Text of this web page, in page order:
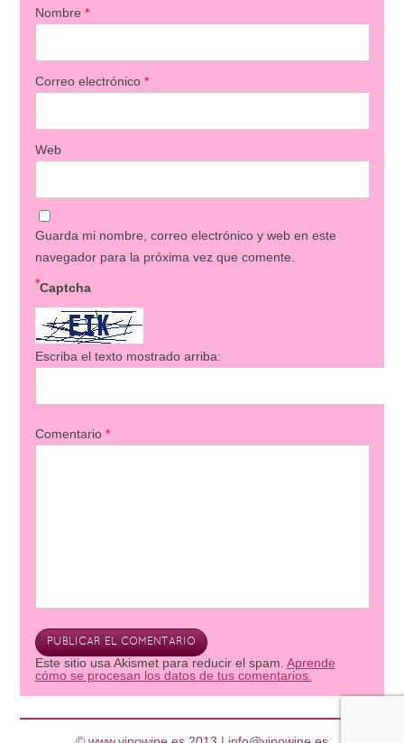
Nombre *
Correo electrónico *
Web
Guarda mi nombre, correo electrónico y web en este
navegador para la próxima vez que comente.
Captcha
*
Escriba el texto mostrado arriba:
Comentario *
Este sitio usa Akismet para reducir el spam. Aprende
cómo se procesan los datos de tus comentarios.